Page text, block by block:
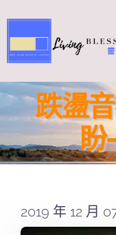
to
content
關於我們
奉獻支持
課程報名
跌盪
盼
2019 年 12 月